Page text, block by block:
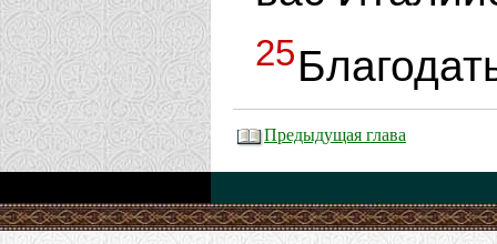
25
Предыдущая глава